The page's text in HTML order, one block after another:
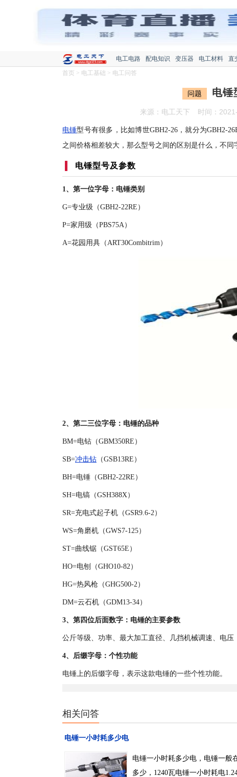
电工电路 配电知识 变压器 电工材料 直
首页 > 电工基础 > 电工问答
问题 电锤
来源：电工天下 时间：
电锤型号有很多，比如博世GBH2-26，就分为GBH2-
之间价格相差较大，那么型号之间的区别是什么，不同
电锤型号及参数
1、第一位字母：电锤类别
G=专业级（GBH2-22RE）
P=家用级（PBS75A）
A=花园用具（ART30Combitrim）
2、第二三位字母：电锤的品种
BM=电钻（GBM350RE）
SB=冲击钻 （GSB13RE）
BH=电锤（GBH2-22RE）
SH=电镐（GSH388X）
SR=充电式起子机（GSR9.6-2）
WS=角磨机（GWS7-125）
ST=曲线锯（GST65E）
HO=电刨（GHO10-82）
HG=热风枪（GHG500-2）
DM=云石机（GDM13-34）
3、第四位后面数字：电锤的主要参数
公斤等级、功率、最大加工直径、几挡机械调速、电压
4、后缀字母：个性功能
电锤上的后缀字母，表示这款电锤的一些个性功能。
相关问答
电锤一小时耗多少电
电锤一小时耗多少电，电锤一般
多少，1240瓦电锤一小时耗电